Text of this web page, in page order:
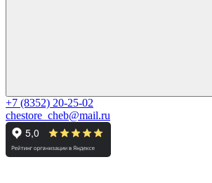
+7 (8352) 20-25-02
chestore_cheb@mail.ru